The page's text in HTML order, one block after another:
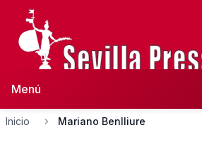
Menú
Inicio Mariano Benlliure